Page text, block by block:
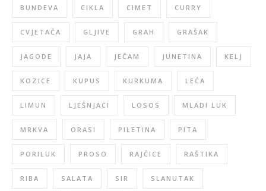
BUNDEVA CIKLA CIMET CURRY
CVJETAČA GLJIVE GRAH GRAŠAK
JAGODE JAJA JEČAM JUNETINA KELJ
KOZICE KUPUS KURKUMA LEĆA
LIMUN LJEŠNJACI LOSOS MLADI LUK
MRKVA ORASI PILETINA PITA
PORILUK PROSO RAJČICE RAŠTIKA
RIBA SALATA SIR SLANUTAK